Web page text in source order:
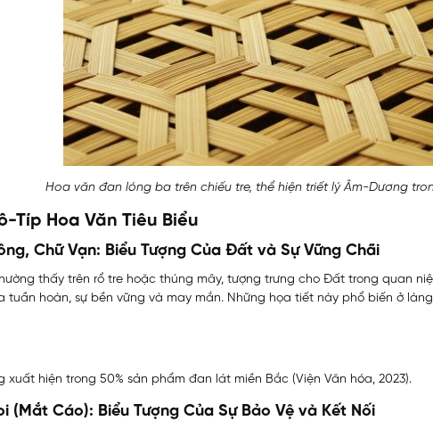
Hoa văn đan lóng ba trên chiếu tre, thể hiện triết lý Âm-Dương
Típ Hoa Văn Tiêu Biểu
Chữ Vạn: Biểu Tượng Của Đất và Sự Vững Chãi
thấy trên rổ tre hoặc thúng mây, tượng trưng cho Đất trong quan
tuần hoàn, sự bền vững và may mắn. Những họa tiết này phổ biến ở
xuất hiện trong 50% sản phẩm đan lát miền Bắc (Viện Văn hóa, 2023).
(Mắt Cáo): Biểu Tượng Của Sự Bảo Vệ và Kết Nối